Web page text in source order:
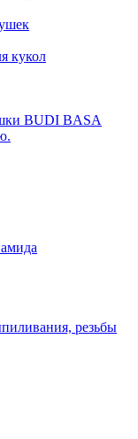
кукол
BUDI BASA
резьбы